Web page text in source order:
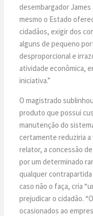
desembargador
mesmo o Estado
cidadãos, exigir dos
alguns de pequeno
desproporcional e
atividade econômica,
iniciativa.”
O magistrado
produto que possui
manutenção do
certamente reduziria a
relator, a concessão
por um determinado
qualquer
caso não o faça, cria
prejudicar o cidadão.
ocasionados ao